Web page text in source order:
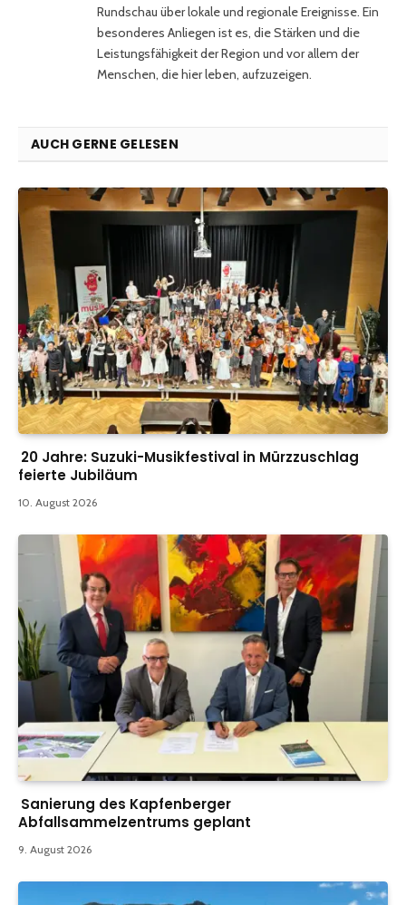
Rundschau über lokale und regionale Ereignisse. Ein
besonderes Anliegen ist es, die Stärken und die
Leistungsfähigkeit der Region und vor allem der
Menschen, die hier leben, aufzuzeigen.
AUCH GERNE GELESEN
20 Jahre: Suzuki-Musikfestival in Mürzzuschlag
feierte Jubiläum
10. August 2026
Sanierung des Kapfenberger
Abfallsammelzentrums geplant
9. August 2026